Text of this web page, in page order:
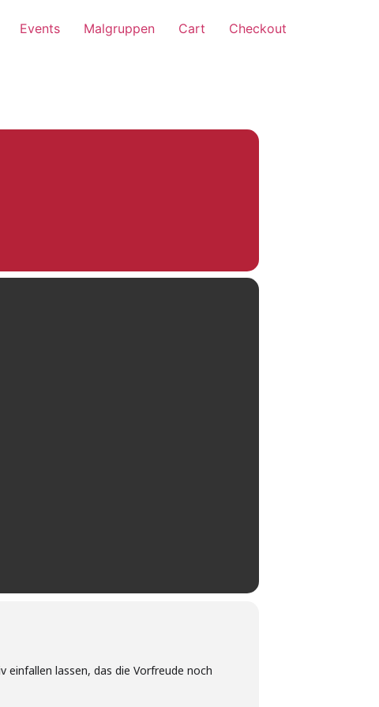
Events Malgruppen Cart Checkout
lassen, das die Vorfreude noch